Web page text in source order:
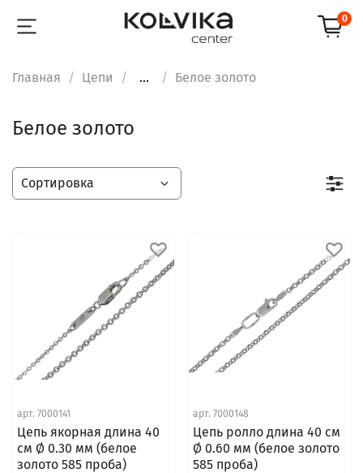
0
Главная Цепи ... Белое золото
Белое золото
арт. 7000141
Цепь якорная длина 40
см Ø 0.30 мм (белое
золото 585 проба)
арт. 7000148
Цепь ролло длина 40 см
Ø 0.60 мм (белое золото
585 проба)